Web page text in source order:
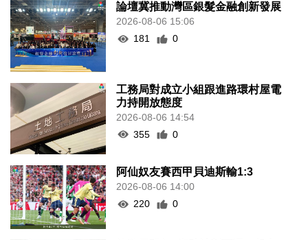
論壇冀推動灣區銀髮金融創新發展
2026-08-06 15:06
181
0
工務局對成立小組跟進路環村屋電
力持開放態度
2026-08-06 14:54
355
0
阿仙奴友賽西甲貝迪斯輸1:3
2026-08-06 14:00
220
0